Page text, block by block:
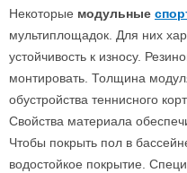
Некоторые модульные
мультиплощадок. Для них
устойчивость к износу.
монтировать. Толщина
обустройства теннисного
Свойства материала
Чтобы покрыть пол в
водостойкое покрытие.